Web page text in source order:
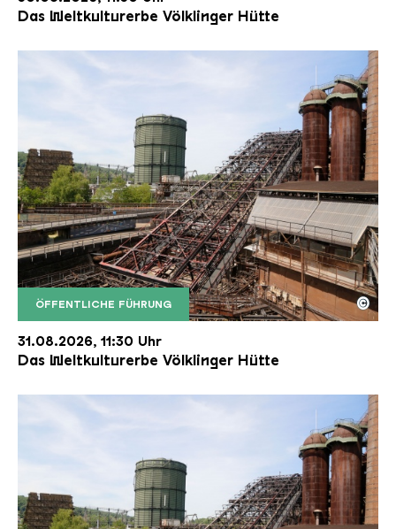
Das Weltkulturerbe Völklinger Hütte
ÖFFENTLICHE FÜHRUNG
Der Erzschrägaufzug der Völklinger Hütte mit
Copyright: Weltkulturerbe Völklinger Hütte | Karl
©
31.08.2026, 11:30 Uhr
Das Weltkulturerbe Völklinger Hütte